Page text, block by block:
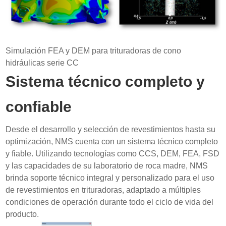
Simulación FEA y DEM para trituradoras de cono
hidráulicas serie CC
Sistema técnico completo y
confiable
Desde el desarrollo y selección de revestimientos hasta su
optimización, NMS cuenta con un sistema técnico completo
y fiable. Utilizando tecnologías como CCS, DEM, FEA, FSD
y las capacidades de su laboratorio de roca madre, NMS
brinda soporte técnico integral y personalizado para el uso
de revestimientos en trituradoras, adaptado a múltiples
condiciones de operación durante todo el ciclo de vida del
producto.